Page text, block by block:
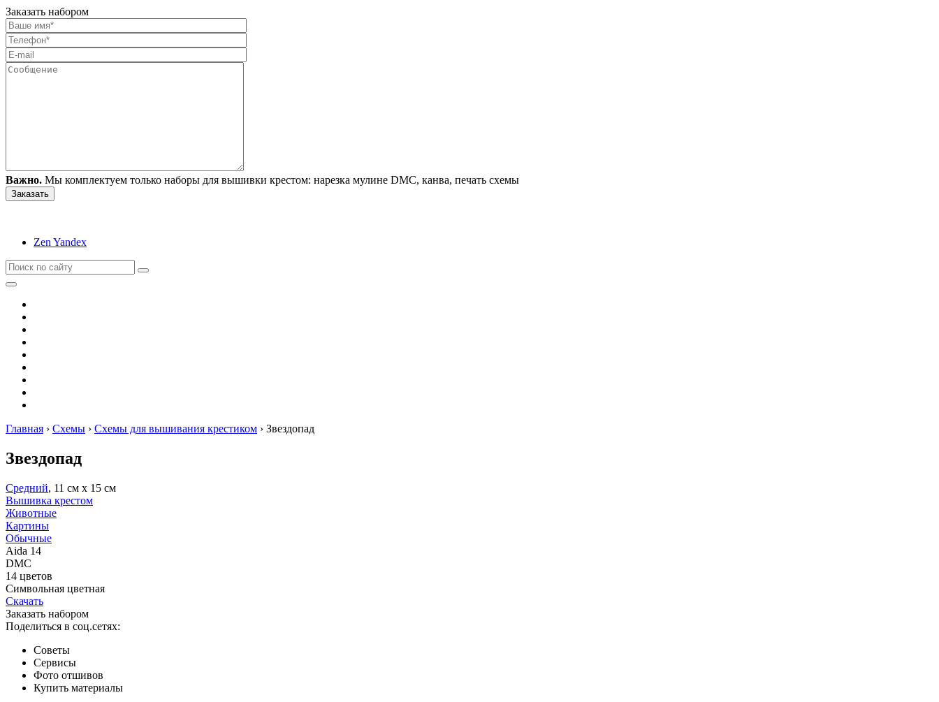
Заказать набором
Важно. Мы комплектуем только наборы для вышивки крестом: нарезка мулине DMC, канва, печать схемы
Zen Yandex
Главная › Схемы › Схемы для вышивания крестиком › Звездопад
Звездопад
Средний, 11 см х 15 см
Вышивка крестом
Животные
Картины
Обычные
Aida 14
DMC
14 цветов
Символьная цветная
Скачать
Заказать набором
Поделиться в соц.сетях:
Советы
Сервисы
Фото отшивов
Купить материалы